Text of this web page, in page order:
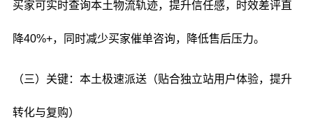
买家可实时查询本土物流轨迹，提升信任感，时效差评直
降40%+，同时减少买家催单咨询，降低售后压力。
（三）关键：本土极速派送（贴合独立站用户体验，提升
转化与复购）